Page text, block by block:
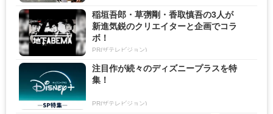
稲垣吾郎・草彅剛・香取慎吾の3人が
新進気鋭のクリエイターと企画でコラ
ボ！
PR(ザテレビジョン)
注目作が続々のディズニープラスを特
集！
PR(ザテレビジョン)